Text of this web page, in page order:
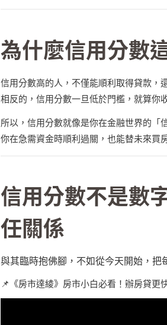
為什麼信用分數
信用分數高的人，不僅能順利取得貸款，
相反的，信用分數一旦低於門檻，就算你
所以，信用分數就像是你在金融世界的「
你在急需資金時順利過關，也能替未來買
信用分數不是數
任關係
與其臨時抱佛腳，不如從今天開始，把
📌《房市達綾》房市小白必看！辦房貸更